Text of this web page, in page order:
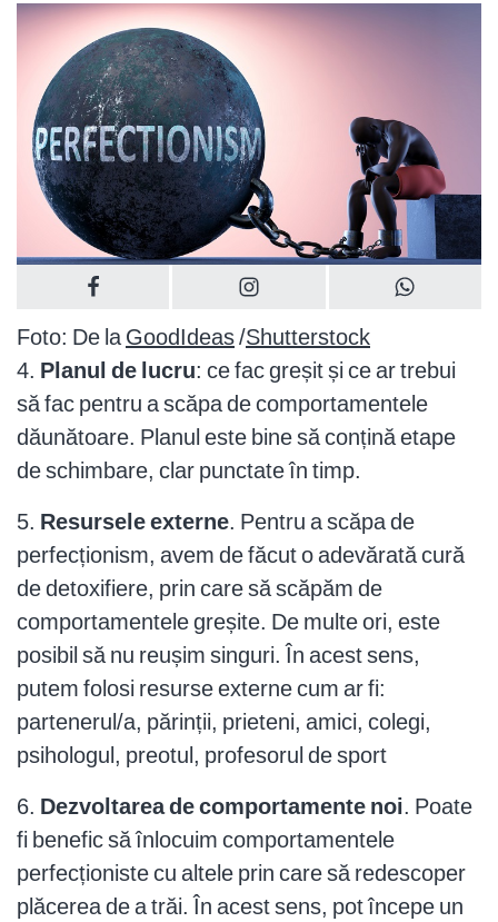
Foto: De la GoodIdeas/Shutterstock
4. Planul de lucru: ce fac greșit și ce ar trebui
să fac pentru a scăpa de comportamentele
dăunătoare. Planul este bine să conțină etape
de schimbare, clar punctate în timp.
5. Resursele externe. Pentru a scăpa de
perfecționism, avem de făcut o adevărată cură
de detoxifiere, prin care să scăpăm de
comportamentele greșite. De multe ori, este
posibil să nu reușim singuri. În acest sens,
putem folosi resurse externe cum ar fi:
partenerul/a, părinții, prieteni, amici, colegi,
psihologul, preotul, profesorul de sport
6. Dezvoltarea de comportamente noi. Poate
fi benefic să înlocuim comportamentele
perfecționiste cu altele prin care să redescoper
plăcerea de a trăi. În acest sens, pot începe un